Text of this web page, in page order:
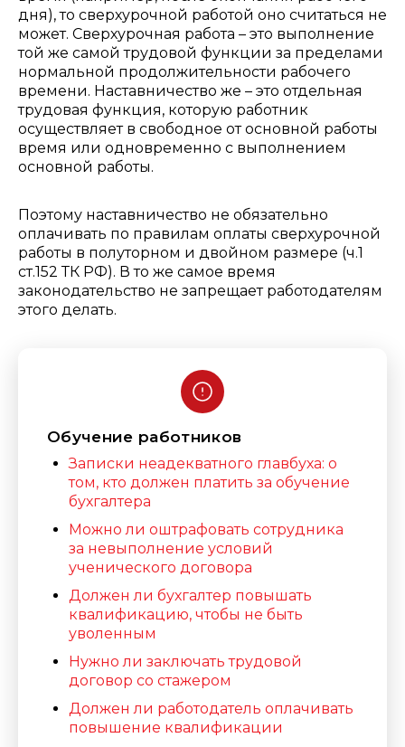
дня), то сверхурочной работой оно считаться не
может. Сверхурочная работа – это выполнение
той же самой трудовой функции за пределами
нормальной продолжительности рабочего
времени. Наставничество же – это отдельная
трудовая функция, которую работник
осуществляет в свободное от основной работы
время или одновременно с выполнением
основной работы.
Поэтому наставничество не обязательно
оплачивать по правилам оплаты сверхурочной
работы в полуторном и двойном размере (ч.1
ст.152 ТК РФ). В то же самое время
законодательство не запрещает работодателям
этого делать.
Обучение работников
Записки неадекватного главбуха: о
том, кто должен платить за обучение
бухгалтера
Можно ли оштрафовать сотрудника
за невыполнение условий
ученического договора
Должен ли бухгалтер повышать
квалификацию, чтобы не быть
уволенным
Нужно ли заключать трудовой
договор со стажером
Должен ли работодатель оплачивать
повышение квалификации